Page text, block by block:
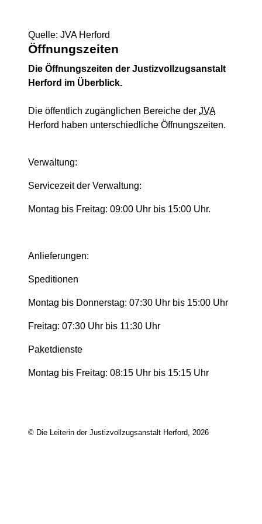
Quelle: JVA Herford
Öffnungszeiten
Die Öffnungszeiten der Justizvollzugsanstalt
Herford im Überblick.
Die öffentlich zugänglichen Bereiche der JVA
Herford haben unterschiedliche Öffnungszeiten.
Verwaltung:
Servicezeit der Verwaltung:
Montag bis Freitag: 09:00 Uhr bis 15:00 Uhr.
Anlieferungen:
Speditionen
Montag bis Donnerstag: 07:30 Uhr bis 15:00 Uhr
Freitag: 07:30 Uhr bis 11:30 Uhr
Paketdienste
Montag bis Freitag: 08:15 Uhr bis 15:15 Uhr
© Die Leiterin der Justizvollzugsanstalt Herford, 2026